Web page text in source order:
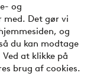
og
med. Det gør vi
og
du kan modtage
at klikke på
brug af cookies.
del op
?